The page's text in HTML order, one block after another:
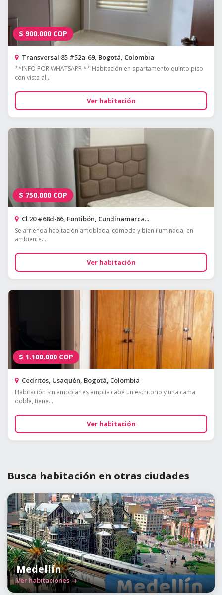
$ 900.000 COP
Transversal 85 #52a-69, Bogotá, Colombia
**INFO POR WHATSAPP ** Habitación en apartamento quinto piso
con vista al...
Ver habitación
$ 750.000 COP
Cl 20 #68d-66, Fontibón, Cundinamarca...
Se arrienda habitación amoblada, cómoda y bien iluminada, en
ambiente...
Ver habitación
$ 1.100.000 COP
Cedritos, Usaquén, Bogotá, Colombia
Habitación sin amoblar es amplia cabe un escritorio y una cama
doble, tiene...
Ver habitación
Busca habitación en otras ciudades
Medellín
Ver habitaciones →